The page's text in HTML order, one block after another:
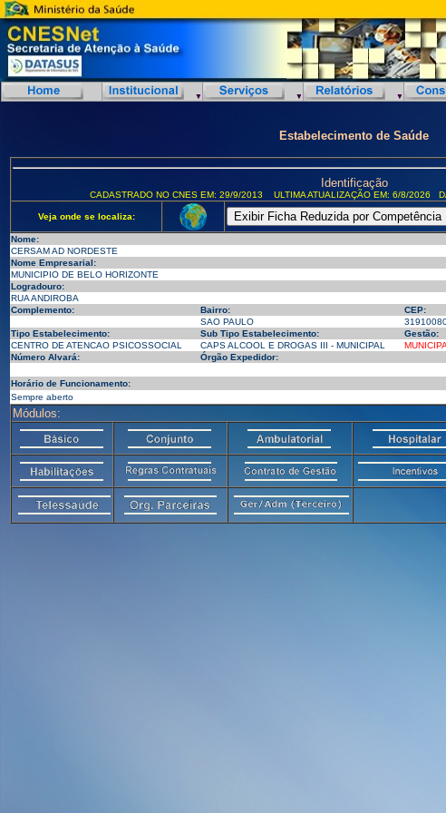
Estabelecimento de Saúde
Identificação
CADASTRADO NO CNES EM: 29/9/2013 ULTIMA ATUALIZAÇÃO EM: 6/8/2026
Veja onde se localiza:
Nome:
CERSAM AD NORDESTE
Nome Empresarial:
MUNICIPIO DE BELO HORIZONTE
Logradouro:
RUA ANDIROBA
Complemento:
Bairro: CEP:
SAO PAULO
Tipo Estabelecimento:
Sub Tipo Estabelecimento: Gestão:
CENTRO DE ATENCAO PSICOSSOCIAL
CAPS ALCOOL E DROGAS III - MUNICIPAL
Número Alvará:
Órgão Expedidor:
Horário de Funcionamento:
Sempre aberto
Módulos: